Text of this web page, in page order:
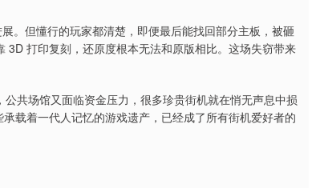
。但懂行的玩家都清楚，即便最后能找回部分主板，被砸
打印复刻，还原度根本无法和原版相比。这场失窃带来
共场馆又面临资金压力，很多珍贵街机就在悄无声息中损
载着一代人记忆的游戏遗产，已经成了所有街机爱好者的